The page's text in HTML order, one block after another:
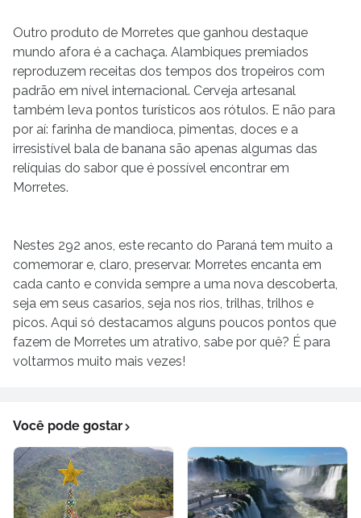
Outro produto de Morretes que ganhou destaque
mundo afora é a cachaça. Alambiques premiados
reproduzem receitas dos tempos dos tropeiros com
padrão em nível internacional. Cerveja artesanal
também leva pontos turísticos aos rótulos. E não para
por aí: farinha de mandioca, pimentas, doces e a
irresistível bala de banana são apenas algumas das
relíquias do sabor que é possível encontrar em
Morretes.
Nestes 292 anos, este recanto do Paraná tem muito a
comemorar e, claro, preservar. Morretes encanta em
cada canto e convida sempre a uma nova descoberta,
seja em seus casarios, seja nos rios, trilhas, trilhos e
picos. Aqui só destacamos alguns poucos pontos que
fazem de Morretes um atrativo, sabe por quê? É para
voltarmos muito mais vezes!
Você pode gostar